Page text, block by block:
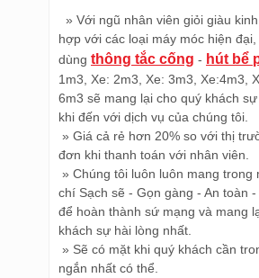
» Với ngũ nhân viên giỏi giàu
hợp với các loại máy móc hiện
dùng thông tắc cống - hút bể
1m3, Xe: 2m3, Xe: 3m3, Xe:4m3,
6m3 sẽ mang lại cho quý khách
khi đến với dịch vụ của chúng tôi.
» Giá cả rẻ hơn 20% so với thị
đơn khi thanh toán với nhân viên.
» Chúng tôi luôn luôn mang trong
chí Sạch sẽ - Gọn gàng - An toàn
để hoàn thành sứ mạng và mang
khách sự hài lòng nhất.
» Sẽ có mặt khi quý khách cần
ngắn nhất có thể.